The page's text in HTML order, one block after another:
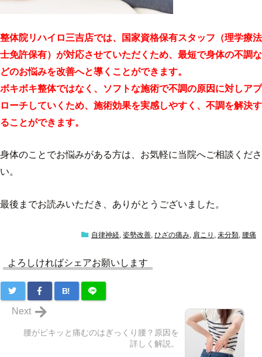
整体院リハイロ三吉店では、国家資格保有スタッフ（理学療法
士免許保有）が対応させていただくため、最短で身体の不調な
どのお悩みを改善へと導くことができます。
ボキボキ整体ではなく、ソフトな施術で不調の原因に対しアプ
ローチしていくため、施術効果を実感しやすく、不調を解決す
ることができます。
身体のことでお悩みがある方は、お気軽に当院へご相談くださ
い。
最後までお読みいただき、ありがとうございました。
自律神経 姿勢改善 ひざの痛み 肩こり 未分類 腰痛
よろしければシェアお願いします
B!
腰がピキッと痛むのはぎっくり腰？原因を
詳しく解説。
Next